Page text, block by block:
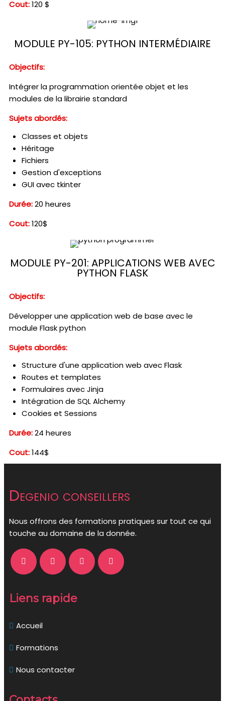
Cout:120 $
MODULE PY-105: PYTHON INTERMÉDIAIRE
Objectifs:
Intégrer la programmation orientée objet et les
modules de la librairie standard
Sujets abordés:
Classes et objets
Héritage
Fichiers
Gestion d'exceptions
GUI avec tkinter
Durée:20 heures
Cout:120$
MODULE PY-201: APPLICATIONS WEB AVEC
PYTHON FLASK
Objectifs:
Développer une application web de base avec le
module Flask python
Sujets abordés:
Structure d'une application web avec Flask
Routes et templates
Formulaires avec Jinja
Intégration de SQL Alchemy
Cookies et Sessions
Durée:24 heures
Cout:144$
Degenio conseillers
Nous offrons des formations pratiques sur tout ce qui
touche au domaine de la donnée.
Liens rapide
Accueil
Formations
Nous contacter